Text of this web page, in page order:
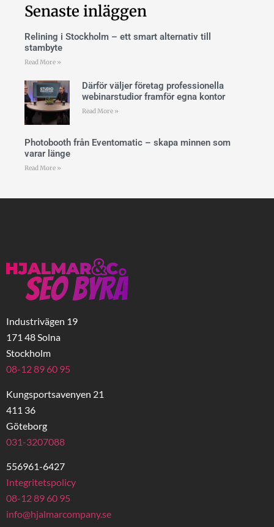
Senaste inläggen
Relining i Stockholm – ett smart alternativ till
stambyte
Read More »
Därför väljer företag professionella
webinarstudior framför egna kontor
Read More »
Photobooth från Eventomatic – skapa minnen som
varar länge
Read More »
Industrivägen 19
171 48 Solna
Stockholm
08-12 89 60 95
Kungsportsavenyen 21
411 36
Göteborg
031-3207088
556961-6427
Integritetspolicy
08-12 89 60 95
info@hjalmarcompany.se